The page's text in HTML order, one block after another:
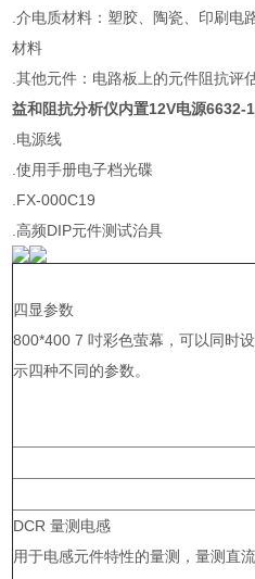
.介电质材料：塑胶、陶瓷、印刷电
材料
.其他元件：电路板上的元件阻抗评
益和阻抗分析仪内置12V电源6632-
.电源线
.使用手册电子档光碟
.FX-000C19
.高频DIP元件测试治具
四显参数
800*400 7 吋彩色萤幕，可以同时
示四种不同的参数。
DCR 量测电感
用于电感元件特性的量测，量测直